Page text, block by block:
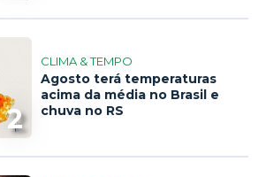
2
CLIMA & TEMPO
Agosto terá temperaturas
acima da média no Brasil e
chuva no RS